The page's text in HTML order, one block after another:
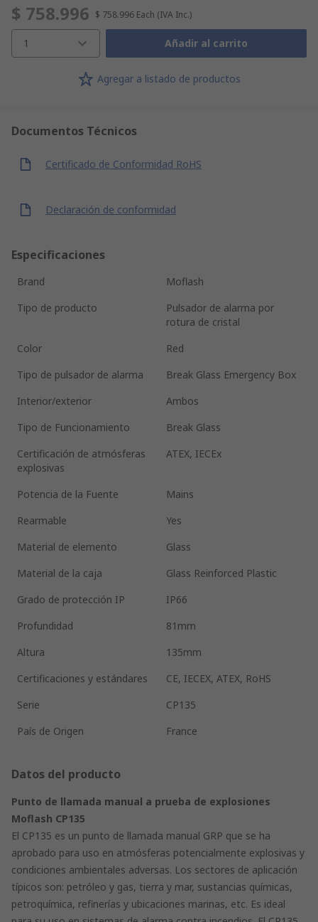
$ 758.996 $ 758.996 Each (IVA Inc.)
1 Añadir al carrito
Agregar a listado de productos
Documentos Técnicos
Certificado de Conformidad RoHS
Declaración de conformidad
Especificaciones
Brand
Moflash
Tipo de producto
Pulsador de alarma por
rotura de cristal
Color
Red
Tipo de pulsador de alarma
Break Glass Emergency Box
Interior/exterior
Ambos
Tipo de Funcionamiento
Break Glass
Certificación de atmósferas
explosivas
ATEX, IECEx
Potencia de la Fuente
Mains
Rearmable
Yes
Material de elemento
Glass
Material de la caja
Glass Reinforced Plastic
Grado de protección IP
IP66
Profundidad
81mm
Altura
135mm
Certificaciones y estándares
CE, IECEX, ATEX, RoHS
Serie
CP135
País de Origen
France
Datos del producto
Punto de llamada manual a prueba de explosiones
Moflash CP135
El CP135 es un punto de llamada manual GRP que se ha
aprobado para uso en atmósferas potencialmente explosivas y
condiciones ambientales adversas. Los sectores de aplicación
típicos son: petróleo y gas, tierra y mar, sustancias químicas,
petroquímica, refinerías y ubicaciones marinas, etc. Es ideal